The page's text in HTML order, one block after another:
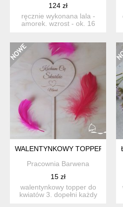
124 zł
ręcznie wykonana lala -
amorek. wzrost - ok. 16
WALENTYNKOWY TOPPER DO
Pracownia Barwena
15 zł
walentynkowy topper do
kwiatów 3. dopełni każdy